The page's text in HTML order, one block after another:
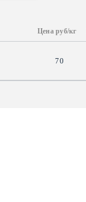
Цена руб/кг
70